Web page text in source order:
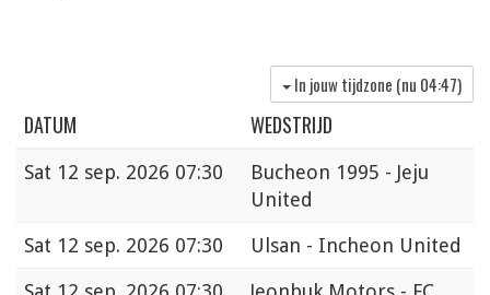
In jouw tijdzone (nu 04:47)
DATUM WEDSTRIJD
Sat 12 sep. 2026 07:30
Bucheon 1995 - Jeju
United
Sat 12 sep. 2026 07:30
Ulsan - Incheon United